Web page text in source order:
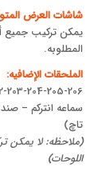
شاشات العرض
یمکن ترکیب جمیع
المطلوبه.
الملحقات الإضافیه:
سماعه انترکم –
تاچ)
(ملاحظه: لا یمکن
اللوحات)